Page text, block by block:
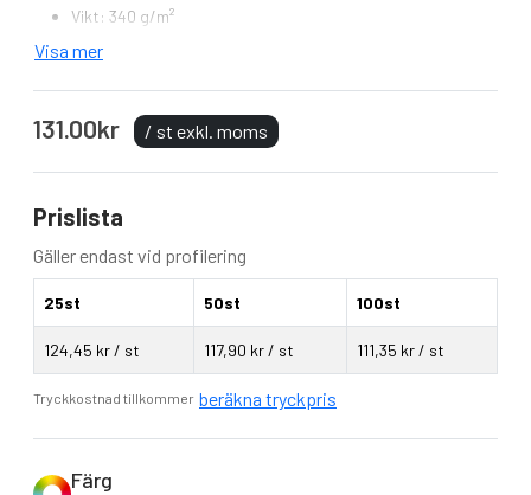
Vikt: 340 g/m²
Volym: 19 liter
Högkvalitetstyg
Randiga handtag i mjuk bomullsväv
Kan bäras i hand eller över axeln
Visa mer
131.00kr / st exkl. moms
Prislista
Gäller endast vid profilering
25st 50st 100st
124,45 kr / st 117,90 kr / st 111,35 kr / st
Tryckkostnad tillkommer beräkna tryckpris
Färg